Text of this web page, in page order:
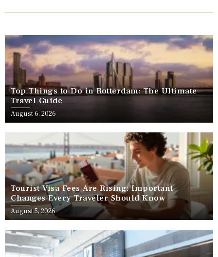
Top Things to Do in Rotterdam: The Ultimate
Travel Guide
August 6, 2026
Tourist Visa Fees Are Rising: Important
Changes Every Traveler Should Know
August 5, 2026